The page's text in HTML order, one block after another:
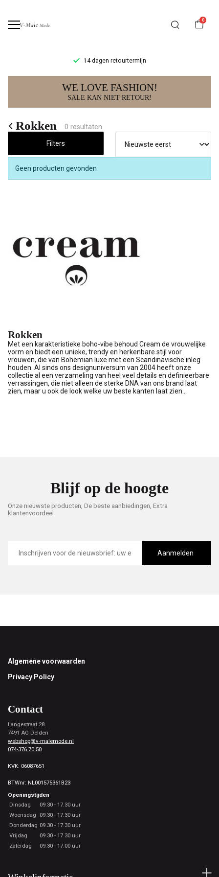
0
14 dagen retourtermijn
Rokken
V-
mode
WE LOVE FASHION!
SALE KAN NIET RETOUR!
Rokken 0 resultaten
Filters
Geen producten gevonden
Rokken
Met een karakteristieke boho-vibe behoud Cream de vrouwelijke
vorm en biedt een unieke, trendy en herkenbare stijl voor
vrouwen, die van Bohemian luxe met een Scandinavische inleg
houden. Al sinds ons designuniversum van 2004 heeft onze
collectie al een verzameling van heel veel details en definieerbare
verrassingen, die niet alleen de sterke DNA van ons brand laat
zien, maar u ook de look welke uw beste kanten laat zien..
Blijf op de hoogte
Onze nieuwste producten, De beste aanbiedingen, Extra
klantenvoordeel
mailadres
Aanmelden
Footer
Algemene voorwaarden
Privacy Policy
Contact
Langestraat 28
7491 AG Delden
webshop@v-malemode.nl
074-376 70 50
KVK: 06087651
BTWnr: NL001575361B23
Openingstijden
Dinsdag
09.30 - 17.30 uur
Woensdag
09.30 - 17.30 uur
Donderdag 09.30 - 17.30 uur
Vrijdag
09.30 - 17.30 uur
Zaterdag
09.30 - 17.00 uur